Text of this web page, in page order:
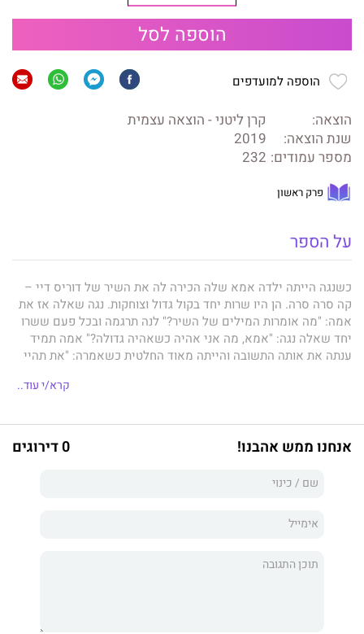
הוספה לסל
הוספה למועדפים
הוצאה:
קרן ליטני - הוצאה עצמית
שנת הוצאה:
2019
מספר עמודים: 232
פרק ראשון
על הספר
כשנגה הייתה ילדה אמא שלה הכירה לה את השיר של דוריס דיי –
קה סרה סרה. הן היו שרות יחד בקול גדול וצוחקות. נגה שאלה אז את
אמה: "מה אומרות המילים של השיר?" לנה תרגמה ובכל פעם ששרו
יחד שאלה נגה: "אמא, מה אני אהיה כשאהיה גדולה?" אמה תמיד
ענתה את אותה התשובה והייתה מאוד החלטית כשאמרה: "את תהיי
וחתיך ובית שהם בדיוק קנו, אלא שמשהו בנגה נשבר. שוב ושוב היא
להגיע לטיסה. היא מתחילה להבין שיש סיפור הרבה יותר גדול שאיש
לעשות.
חוקרת את עולם העבודה העתידי ברומן רצוף רגעים קומיים
סיכונים וחסר גמישות מחשבתית. בהומור מושחז רוקחת ליטני חזון
קרא/י עוד..
אנחנו ממש אהבנו! 0 דירוגים